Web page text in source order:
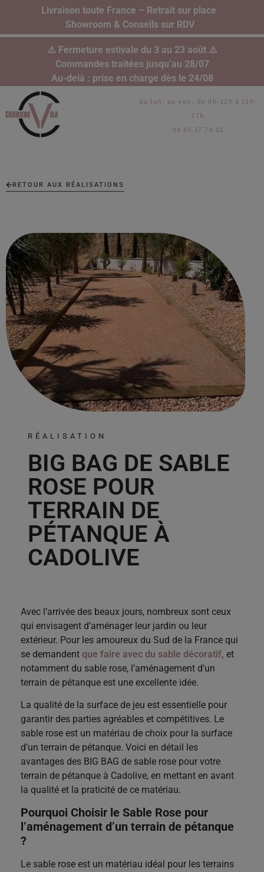
Livraison toute France – Retrait sur place
Showroom & Conseils sur RDV
⚠️ Fermeture estivale du 3 au 23 août ⚠️
Commandes traitées jusqu’au 28/07
Au-delà : prise en charge dès le 24/08
du lun. au ven. de 8h-12h à 13h-
17h
04 86 17 74 01
RETOUR AUX RÉALISATIONS
RÉALISATION
BIG BAG DE SABLE
ROSE POUR
TERRAIN DE
PÉTANQUE À
CADOLIVE
Avec l’arrivée des beaux jours, nombreux sont ceux
qui envisagent d’aménager leur jardin ou leur
extérieur. Pour les amoureux du Sud de la France qui
se demandent que faire avec du sable décoratif, et
notamment du sable rose, l’aménagement d’un
terrain de pétanque est une excellente idée.
La qualité de la surface de jeu est essentielle pour
garantir des parties agréables et compétitives. Le
sable rose est un matériau de choix pour la surface
d’un terrain de pétanque. Voici en détail les
avantages des BIG BAG de sable rose pour votre
terrain de pétanque à Cadolive, en mettant en avant
la qualité et la praticité de ce matériau.
Pourquoi Choisir le Sable Rose pour
l’aménagement d’un terrain de pétanque
?
Le sable rose est un matériau idéal pour les terrains